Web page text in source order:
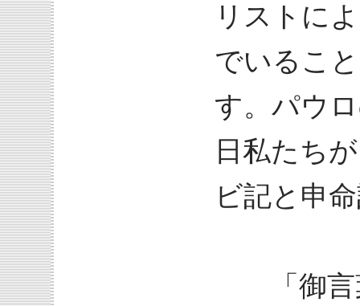
リストに
でいるこ
す。パウ
日私たち
ビ記と申
「御言